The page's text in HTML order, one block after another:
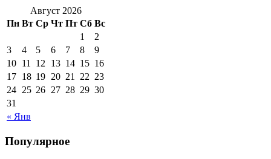
Август 2026
Пн Вт Ср Чт Пт Сб Вс
« Янв
1
2
3
4 5 6 7 8
9
10 11 12 13 14 15 16
17 18 19 20 21 22 23
24 25 26 27 28 29 30
31
Популярное